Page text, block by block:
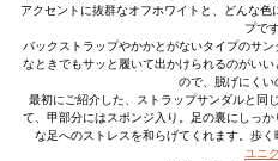
アクセントに抜群なオフホワイトと、どんな
プです
バックストラップやかかとがないタイプのサ
なときでもサッと履いて出かけられるのがい
ので、脱げにくい
最初にご紹介した、ストラップサンダルと同
て、甲部分にはスポンジ入り。足の裏にしっ
な足へのストレスを和らげてくれます。歩
ユニ